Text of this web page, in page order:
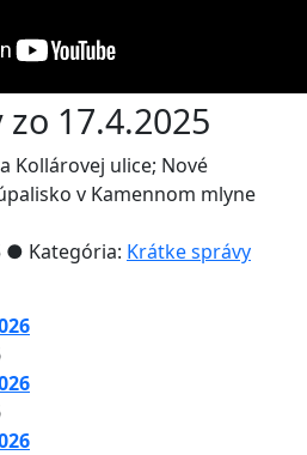
17.4.2025
Kollárovej ulice; Nové
v Kamennom mlyne
● Kategória: Krátke správy